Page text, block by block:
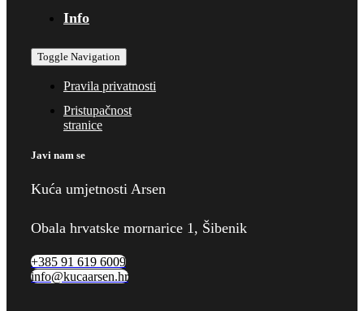
Info
Toggle Navigation
Pravila privatnosti
Pristupačnost
stranice
Javi nam se
Kuća umjetnosti Arsen
Obala hrvatske mornarice 1, Šibenik
+385 91 619 6009
info@kucaarsen.hr